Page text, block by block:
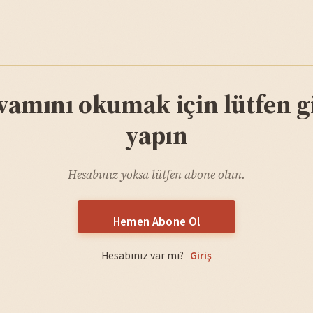
okumak için lütfen
yapın
Hesabınız yoksa lütfen abone olun.
Hemen Abone Ol
Hesabınız var mı? Giriş